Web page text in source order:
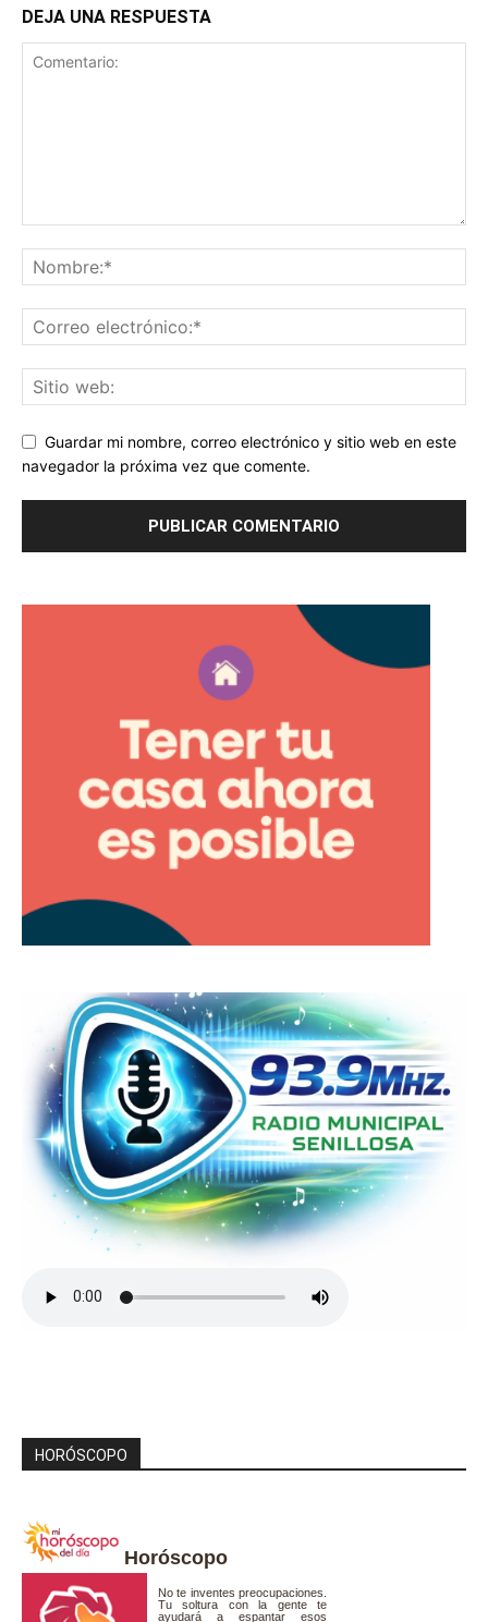
DEJA UNA RESPUESTA
Guardar mi nombre, correo electrónico y sitio web en este
navegador la próxima vez que comente.
HORÓSCOPO
Horóscopo